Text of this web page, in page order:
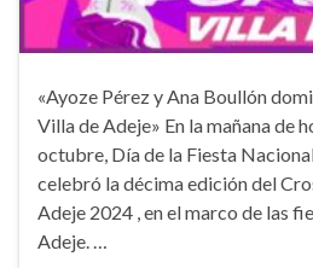
«Ayoze Pérez y Ana Boullón
Villa de Adeje» En la mañana de
octubre, Día de la Fiesta
celebró la décima edición del
Adeje 2024 , en el marco de las
Adeje. …